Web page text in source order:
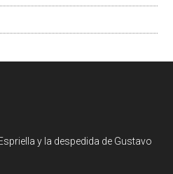
y la despedida de Gustavo